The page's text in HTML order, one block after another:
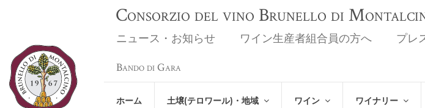
Consorzio del vino Brunello di
ニュース・お知らせ ワイン生産者組合員の方へ プレ
Bando di Gara
ホーム 土壌(テロワール)・地域 ワイン ワイナリー